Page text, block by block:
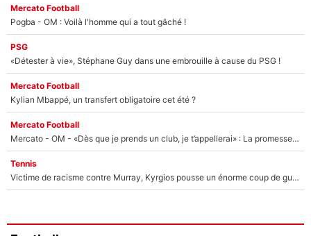
Mercato Football
Pogba - OM : Voilà l'homme qui a tout gâché !
PSG
«Détester à vie», Stéphane Guy dans une embrouille à cause du PSG !
Mercato Football
Kylian Mbappé, un transfert obligatoire cet été ?
Mercato Football
Mercato - OM - «Dès que je prends un club, je t’appellerai» : La promesse de Marcelino au moment de claquer la porte
Tennis
Victime de racisme contre Murray, Kyrgios pousse un énorme coup de gueule !